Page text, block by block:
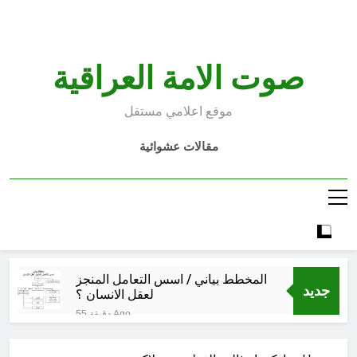
صوت الامة العراقية
موقع اعلامي مستقل
مقالات عشوائية
جديد
المخطط بياني / اسس التعامل المنجز
لعقل الانسان ؟
55 دقيقة Ago